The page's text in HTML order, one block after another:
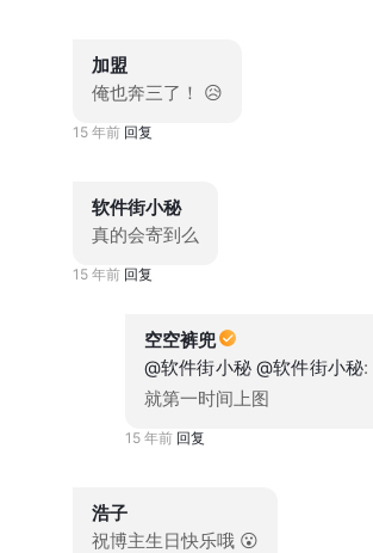
加盟
俺也奔三了！ 😥
15 年前 回复
软件街小秘
真的会寄到么
15 年前 回复
空空裤兜
@软件街小秘 @软件街小秘:
就第一时间上图
15 年前 回复
浩子
祝博主生日快乐哦 😮